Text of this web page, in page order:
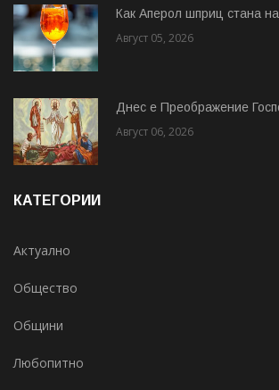
Как Аперол шприц стана
Август 05, 2026
Днес е Преображение
Август 06, 2026
КАТЕГОРИИ
Актуално
Общество
Общини
Любопитно